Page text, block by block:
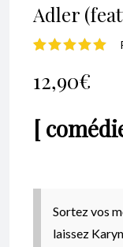
Adler
5 basé sur
client
12,90€
[
Sortez vos
laissez